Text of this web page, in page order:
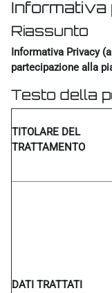
Riassunto
Informativa Privacy
partecipazione alla
Testo della
TITOLARE DEL
TRATTAMENTO
DATI TRATTATI